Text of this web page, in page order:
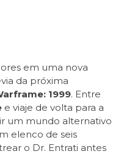
em uma nova
da próxima
1999. Entre
e viaje de volta para a
um mundo alternativo
elenco de seis
o Dr. Entrati antes